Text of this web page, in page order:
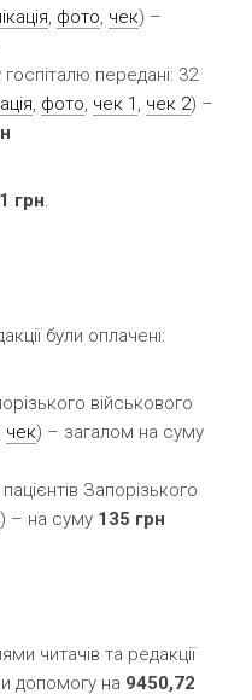
, фото, чек) –
передані: 32
, фото, чек 1 , чек 2) –
грн.
були оплачені:
військового
чек) – загалом на суму
Запорізького
) – на суму 135 грн
читачів та редакції
допомогу на 9450,72